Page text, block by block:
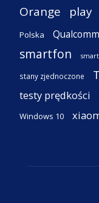
Orange play
Polska Qualcomm
smartfon
stany zjednoczone
testy prędkości
Windows 10